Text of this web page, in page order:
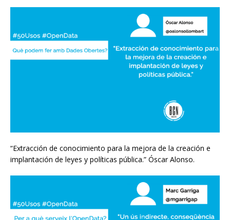
“Extracción de conocimiento para la mejora de la creación e
implantación de leyes y políticas pública.” Óscar Alonso.